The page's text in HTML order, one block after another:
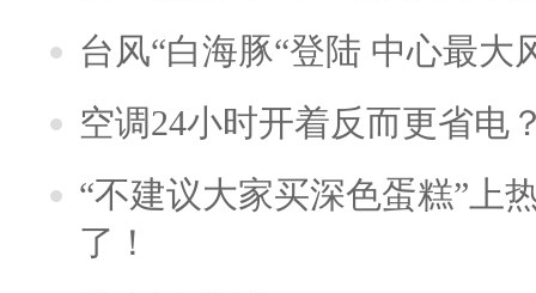
台风“白海豚“登陆 中心最大
空调24小时开着反而更省电
“不建议大家买深色蛋糕”上
了！